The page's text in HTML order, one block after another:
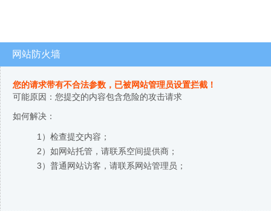
网站防火墙
您的请求带有不合法参数，已被网站管理员设置拦截！
可能原因：您提交的内容包含危险的攻击请求
如何解决：
1）检查提交内容；
2）如网站托管，请联系空间提供商；
3）普通网站访客，请联系网站管理员；